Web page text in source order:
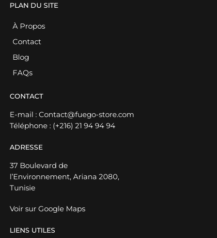
PLAN DU SITE
À Propos
Contact
Blog
FAQs
CONTACT
E-mail : Contact@fuego-store.com
Téléphone : (+216) 21 94 94 94
ADRESSE
37 Boulevard de
l’Environnement, Ariana 2080,
Tunisie
Voir sur Google Maps
LIENS UTILES